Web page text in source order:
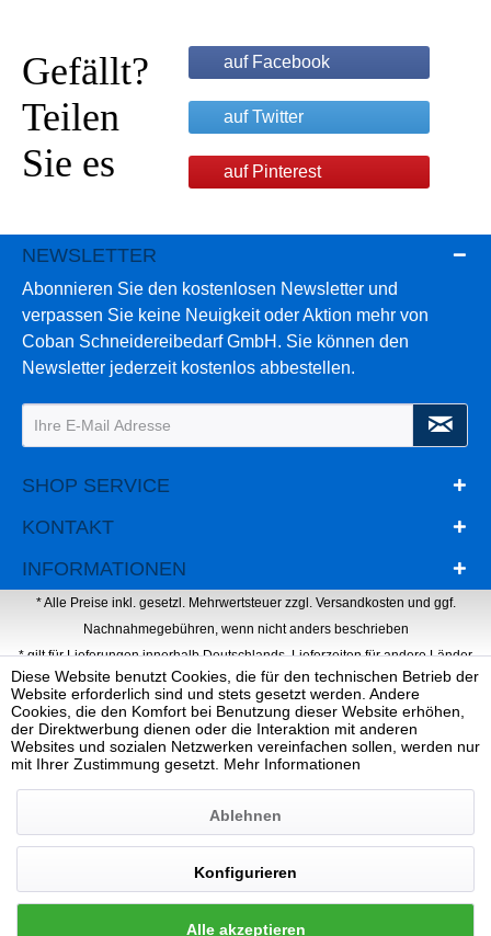
Gefällt?
Teilen
Sie es
auf Facebook
auf Twitter
auf Pinterest
NEWSLETTER
Abonnieren Sie den kostenlosen Newsletter und
verpassen Sie keine Neuigkeit oder Aktion mehr von
Coban Schneidereibedarf GmbH. Sie können den
Newsletter jederzeit kostenlos abbestellen.
SHOP SERVICE
KONTAKT
INFORMATIONEN
* Alle Preise inkl. gesetzl. Mehrwertsteuer zzgl. Versandkosten und ggf.
Nachnahmegebühren, wenn nicht anders beschrieben
* gilt für Lieferungen innerhalb Deutschlands, Lieferzeiten für andere Länder
entnehmen Sie bitte der Schaltfläche mit den Versandinformationen
Webdesign, Programmierung & Marketing von Ihrer Werbeagentur Dietz
Diese Website benutzt Cookies, die für den technischen Betrieb der
Website erforderlich sind und stets gesetzt werden. Andere
Cookies, die den Komfort bei Benutzung dieser Website erhöhen,
der Direktwerbung dienen oder die Interaktion mit anderen
Websites und sozialen Netzwerken vereinfachen sollen, werden nur
mit Ihrer Zustimmung gesetzt. Mehr Informationen
Ablehnen
Alle akzeptieren
Konfigurieren